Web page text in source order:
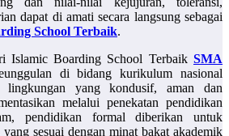
dapat di amati secara langsung sebagai
School Terbaik.
Islamic Boarding School Terbaik SMA
di bidang kurikulum nasional
lingkungan yang kondusif, aman dan
melalui penekatan pendidikan
pendidikan formal diberikan untuk
sesuai dengan minat bakat akademik